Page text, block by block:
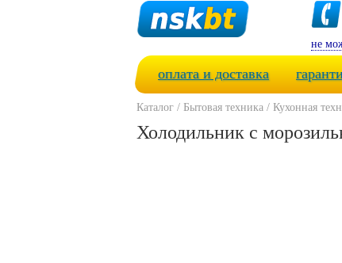
не
оплата и доставка
Каталог / Бытовая техника / Кухонная
Холодильник с